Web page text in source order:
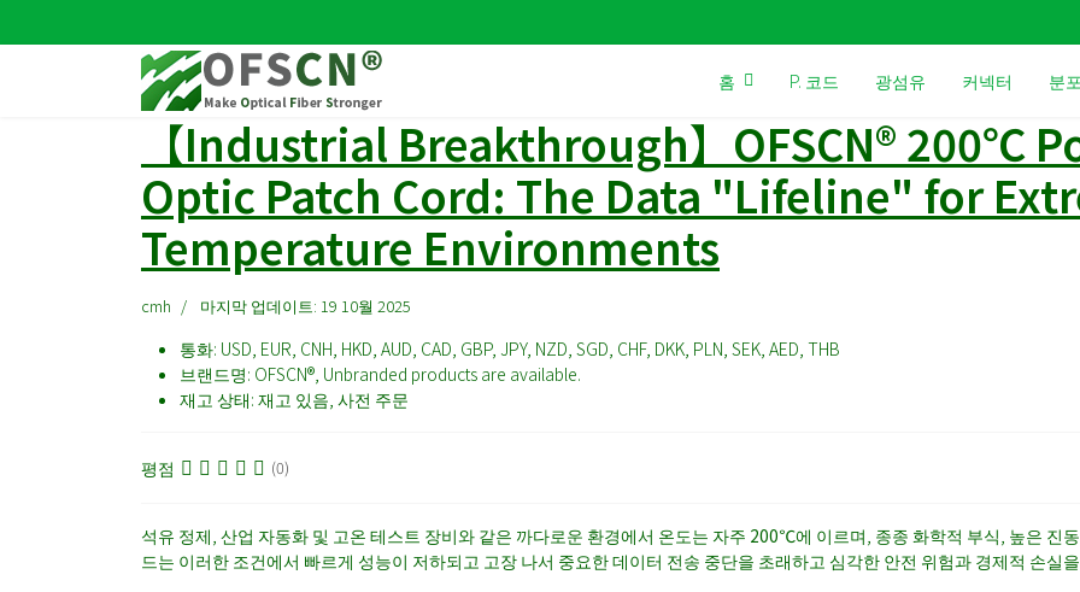
홈 P. 코드 광섬유 커넥터 분
【Industrial Breakthrough】OFSCN® 200℃
Optic Patch Cord: The Data "Lifeline" for
Temperature Environments
cmh 마지막 업데이트: 19 10월 2025
통화: USD, EUR, CNH, HKD, AUD, CAD, GBP, JPY, NZD, SGD, CHF, DKK, PLN, SEK, AED, THB
브랜드명: OFSCN®, Unbranded products are available.
재고 상태: 재고 있음, 사전 주문
평점 (0)
석유 정제, 산업 자동화 및 고온 테스트 장비와 같은 까다로운 환경에서 온도는 자주 200℃에 이르며, 종종 화학적 부식, 높은 진
드는 이러한 조건에서 빠르게 성능이 저하되고 고장 나서 중요한 데이터 전송 중단을 초래하고 심각한 안전 위험과 경제적 손실